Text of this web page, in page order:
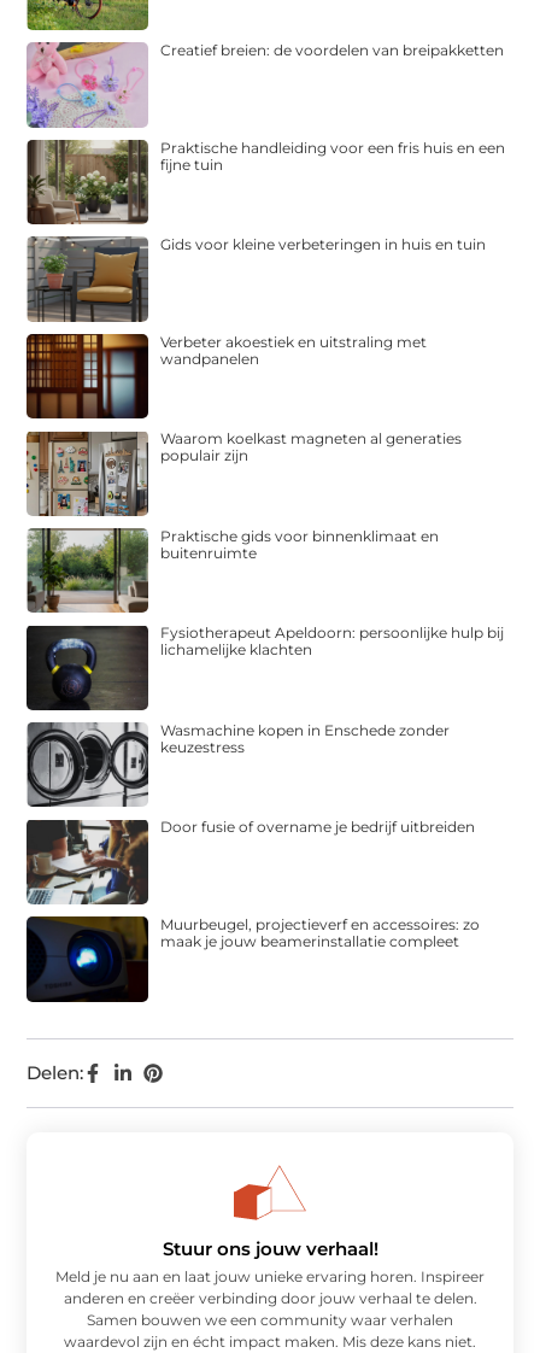
Delen:
Creatief breien: de voordelen van breipakketten
Praktische handleiding voor een fris huis en een
fijne tuin
Gids voor kleine verbeteringen in huis en tuin
Verbeter akoestiek en uitstraling met
wandpanelen
Waarom koelkast magneten al generaties
populair zijn
Praktische gids voor binnenklimaat en
buitenruimte
Fysiotherapeut Apeldoorn: persoonlijke hulp bij
lichamelijke klachten
Wasmachine kopen in Enschede zonder
keuzestress
Door fusie of overname je bedrijf uitbreiden
Muurbeugel, projectieverf en accessoires: zo
maak je jouw beamerinstallatie compleet
Stuur ons jouw verhaal!
Meld je nu aan en laat jouw unieke ervaring horen. Inspireer
anderen en creëer verbinding door jouw verhaal te delen.
Samen bouwen we een community waar verhalen
waardevol zijn en écht impact maken. Mis deze kans niet.